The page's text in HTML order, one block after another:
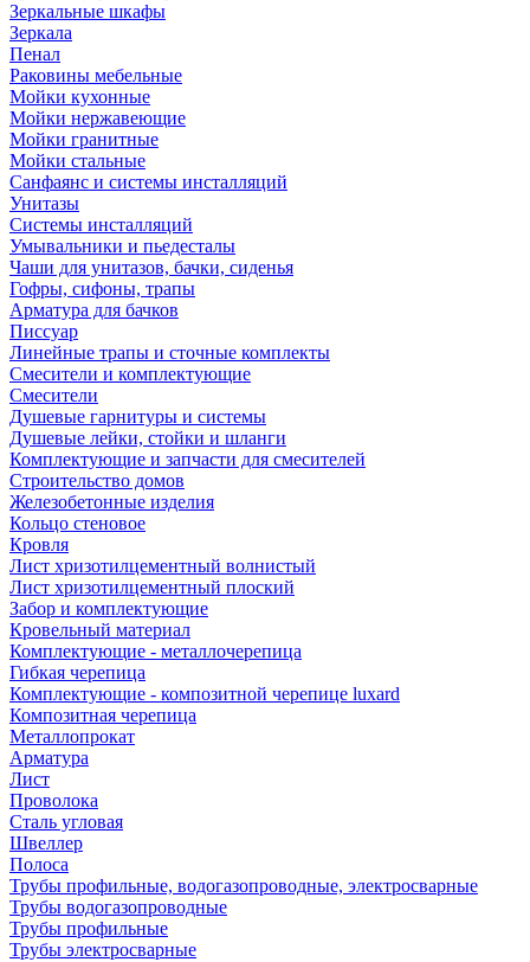
Зеркальные шкафы
Зеркала
Пенал
Раковины мебельные
Мойки кухонные
Мойки нержавеющие
Мойки гранитные
Мойки стальные
Санфаянс и системы инсталляций
Унитазы
Системы инсталляций
Умывальники и пьедесталы
Чаши для унитазов, бачки, сиденья
Гофры, сифоны, трапы
Арматура для бачков
Писсуар
Линейные трапы и сточные комплекты
Смесители и комплектующие
Смесители
Душевые гарнитуры и системы
Душевые лейки, стойки и шланги
Комплектующие и запчасти для смесителей
Строительство домов
Железобетонные изделия
Кольцо стеновое
Кровля
Лист хризотилцементный волнистый
Лист хризотилцементный плоский
Забор и комплектующие
Кровельный материал
Комплектующие - металлочерепица
Гибкая черепица
Комплектующие - композитной черепице luxard
Композитная черепица
Металлопрокат
Арматура
Лист
Проволока
Сталь угловая
Швеллер
Полоса
Трубы профильные, водогазопроводные, электросварные
Трубы водогазопроводные
Трубы профильные
Трубы электросварные